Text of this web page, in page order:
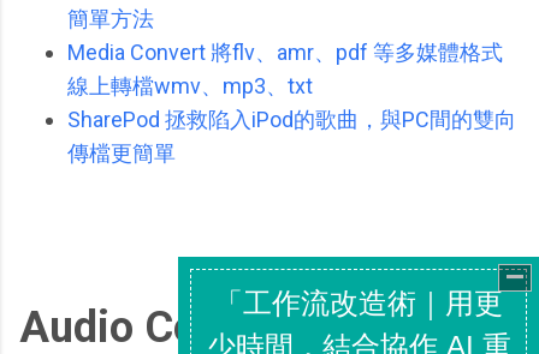
簡單方法
Media Convert 將flv、amr、pdf 等多媒體格式
線上轉檔wmv、mp3、txt
SharePod 拯救陷入iPod的歌曲，與PC間的雙向
傳檔更簡單
Audio Converter：